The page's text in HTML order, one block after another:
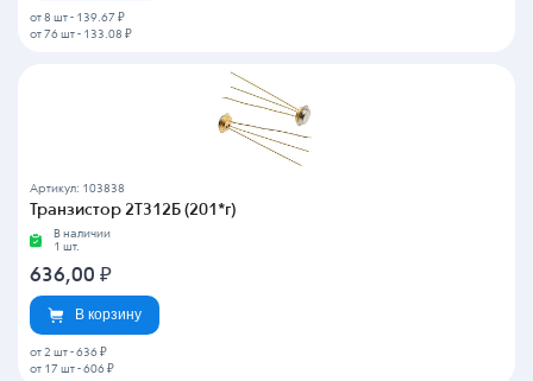
от 8 шт - 139.67 ₽
от 76 шт - 133.08 ₽
Артикул: 103838
Транзистор 2Т312Б (201*г)
В наличии
1 шт.
636,00 ₽
В корзину
от 2 шт - 636 ₽
от 17 шт - 606 ₽